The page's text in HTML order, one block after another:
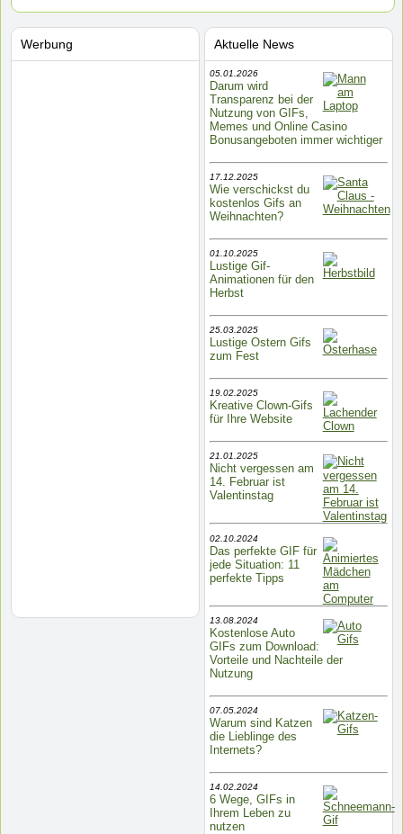
Aktuelle News
05.01.2026
Darum wird
Transparenz bei der
Nutzung von GIFs,
Memes und Online Casino
Bonusangeboten immer wichtiger
17.12.2025
Wie verschickst du
kostenlos Gifs an
Weihnachten?
01.10.2025
Lustige Gif-
Animationen für den
Herbst
25.03.2025
Lustige Ostern Gifs
zum Fest
19.02.2025
Kreative Clown-Gifs
für Ihre Website
21.01.2025
Nicht vergessen am
14. Februar ist
Valentinstag
02.10.2024
Das perfekte GIF für
jede Situation: 11
perfekte Tipps
13.08.2024
Kostenlose Auto
GIFs zum Download:
Vorteile und Nachteile der
Nutzung
07.05.2024
Warum sind Katzen
die Lieblinge des
Internets?
14.02.2024
6 Wege, GIFs in
Ihrem Leben zu
nutzen
Werbung